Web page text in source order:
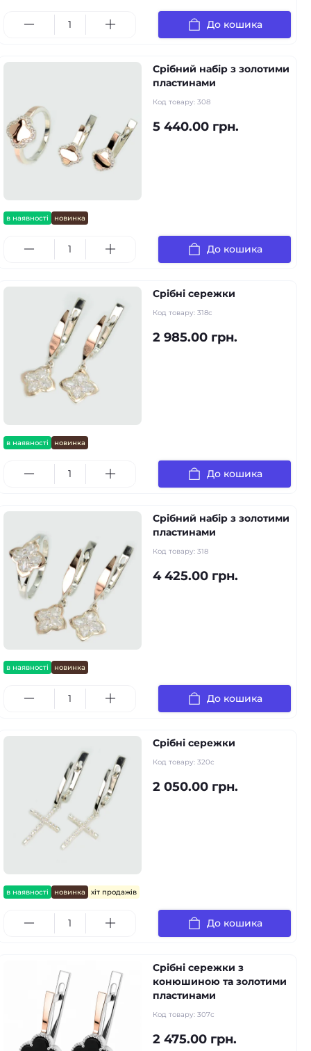
До кошика
в наявності новинка
Срібний набір з золотими
пластинами
Код товару: 308
5 440.00 грн.
До кошика
в наявності новинка
Срібні сережки
Код товару: 318с
2 985.00 грн.
До кошика
в наявності новинка
Срібний набір з золотими
пластинами
Код товару: 318
4 425.00 грн.
До кошика
в наявності новинка хіт продажів
Срібні сережки
Код товару: 320с
2 050.00 грн.
До кошика
Срібні сережки з
конюшиною та золотими
пластинами
Код товару: 307с
2 475.00 грн.